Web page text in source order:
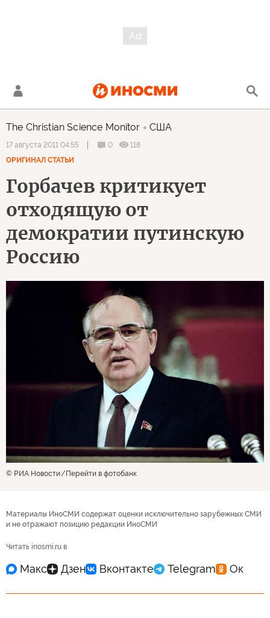
The Christian Science Monitor США
17 августа 2011 04:55 0
118
ОРИГИНАЛ СТАТЬИ
Горбачев критикует
отходящую от
демократии путинскую
Россию
© РИА Новости Перейти в фотобанк
Материалы ИноСМИ содержат оценки исключительно зарубежных СМИ
и не отражают позицию редакции ИноСМИ
Читать inosmi.ru в